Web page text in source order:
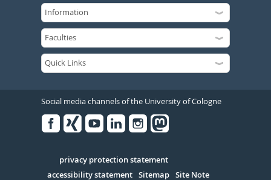
Social media channels of the University of Cologne
Serivce
privacy protection statement
accessibility statement Sitemap Site Note